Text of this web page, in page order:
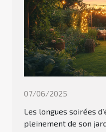
07/06/2025
Les longues soirées
pleinement de son